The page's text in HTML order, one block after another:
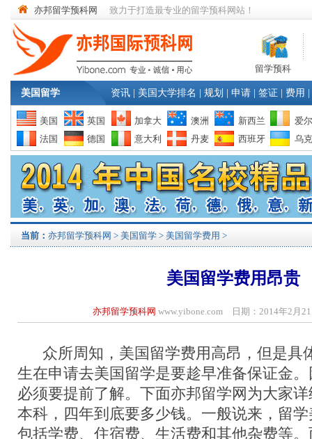
亦邦留学预科网 致力于打造最专业的留学预科网站！
留学预科
美国留学 资讯 美国大学排名 规划 申请 签证 费用
美国 英国 加拿大 澳洲 新西兰
爱
法国
德国 意大利 丹麦 西班牙 乌
当前： 亦邦留学预科网 > 美国留学 > 美国留学费用 >
美国留学费用昂贵
亦邦留学预科网 www.yibone.com 日期：2014年2月
众所周知，美国留学费用高昂，但是具
生在申请去美国留学是要趁早准备保证金
必须要提前了解。下面亦邦留学网为大家
本科，四年到底要多少钱。一般说来，留
包括学费、住宿费、生活费和其他杂费等